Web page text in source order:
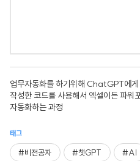
업무자동화를 하기위해 ChatGPT에
작성한 코드를 사용해서 엑셀이든 파워
자동화하는 과정
태그
#비전공자 #챗GPT #AI